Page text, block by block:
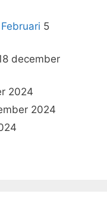
5
december
2024
2024